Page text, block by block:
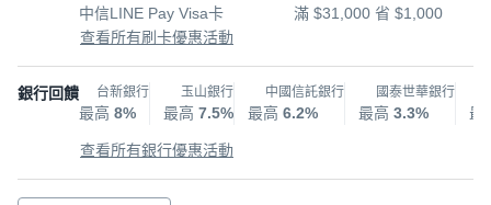
中信LINE Pay Visa卡
滿 $31,000 省 $1,000
查看所有刷卡優惠活動
銀行回饋 台新銀行
最高 8%
玉山銀行
最高 7.5%
中國信託銀行
最高 6.2%
國泰世華銀行
最高 3.3% 最
查看所有銀行優惠活動